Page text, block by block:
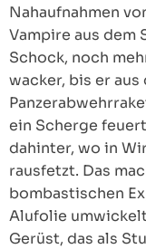
Nahaufnahmen
Vampire aus dem
Schock, noch
wacker, bis er
ein Scherge
dahinter, wo in
rausfetzt. Das
bombastischen
Alufolie
Gerüst, das als